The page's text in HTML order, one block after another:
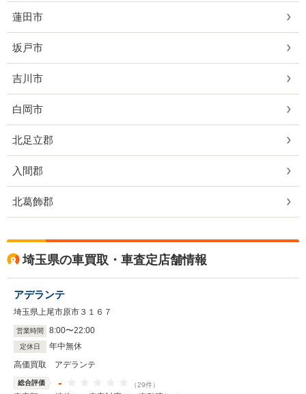
蓮田市
坂戸市
吉川市
白岡市
北足立郡
入間郡
北葛飾郡
埼玉県の車買取・車査定店舗情報
アデランテ
埼玉県上尾市原市３１６７
営業時間 8:00〜22:00
定休日
年中無休
高価買取 アデランテ
総合評価 - （29件）